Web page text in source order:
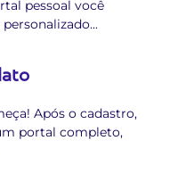
pessoal você
...
Após o cadastro,
portal completo,